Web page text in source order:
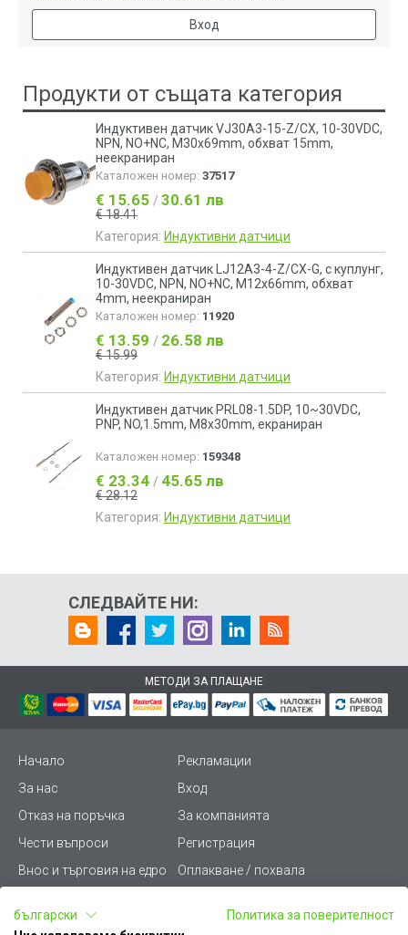
Вход
Продукти от същата категория
Индуктивен датчик VJ30A3-15-Z/CX, 10-30VDC,
NPN, NO+NC, M30x69mm, обхват 15mm,
неекраниран
Каталожен номер: 37517
€ 15.65 / 30.61 лв
€ 18.41
Категория: Индуктивни датчици
Индуктивен датчик LJ12A3-4-Z/CX-G, с куплунг,
10-30VDC, NPN, NO+NC, M12x66mm, обхват
4mm, неекраниран
Каталожен номер: 11920
€ 13.59 / 26.58 лв
€ 15.99
Категория: Индуктивни датчици
Индуктивен датчик PRL08-1.5DP, 10~30VDC,
PNP, NO,1.5mm, M8x30mm, екраниран
Каталожен номер: 159348
€ 23.34 / 45.65 лв
€ 28.12
Категория: Индуктивни датчици
СЛЕДВАЙТЕ НИ:
МЕТОДИ ЗА ПЛАЩАНЕ
Начало
Рекламации
За нас
Вход
Отказ на поръчка
За компанията
Чести въпроси
Регистрация
Внос и търговия на едро
Оплакване / похвала
Условия за ползване
български
Политика за поверителност